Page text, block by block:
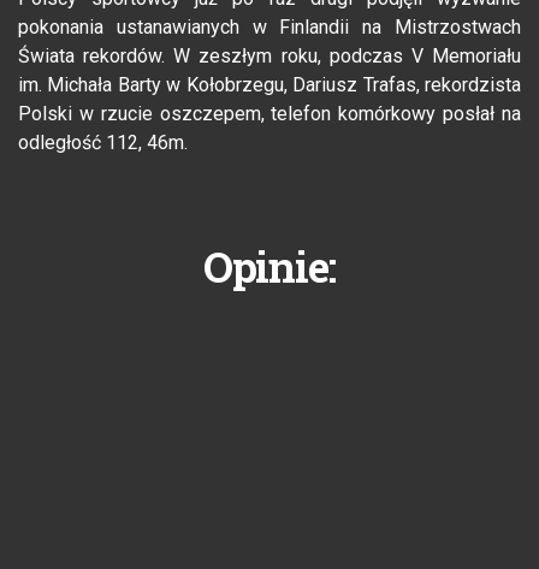
pokonania ustanawianych w Finlandii na Mistrzostwach
Świata rekordów. W zeszłym roku, podczas V Memoriału
im. Michała Barty w Kołobrzegu, Dariusz Trafas, rekordzista
Polski w rzucie oszczepem, telefon komórkowy posłał na
odległość 112, 46m.
Opinie: